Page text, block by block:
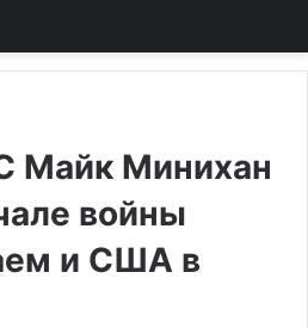
Майк Минихан
войны
и США в